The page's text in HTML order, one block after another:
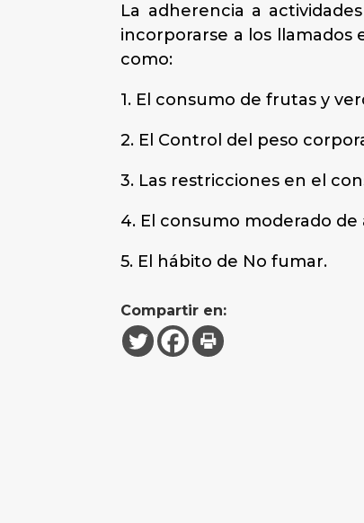
La adherencia a
incorporarse a los llamados
como:
1. El consumo de frutas y
2. El Control del peso
3. Las restricciones en el
4. El consumo moderado de
5. El hábito de No fumar.
Compartir en: